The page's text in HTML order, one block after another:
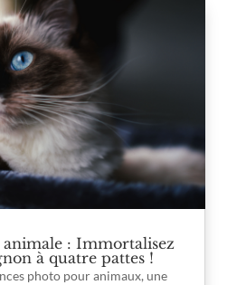
animale : Immortalisez
à quatre pattes !
photo pour animaux, une